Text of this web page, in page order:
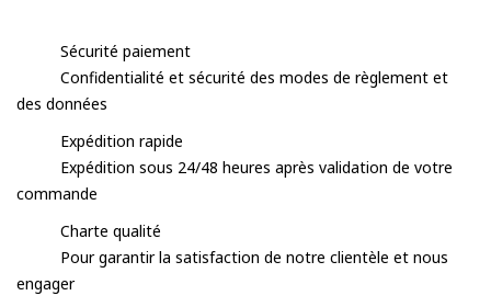
Sécurité paiement
Confidentialité et sécurité des modes de règlement et
des données
Expédition rapide
Expédition sous 24/48 heures après validation de votre
commande
Charte qualité
Pour garantir la satisfaction de notre clientèle et nous
engager